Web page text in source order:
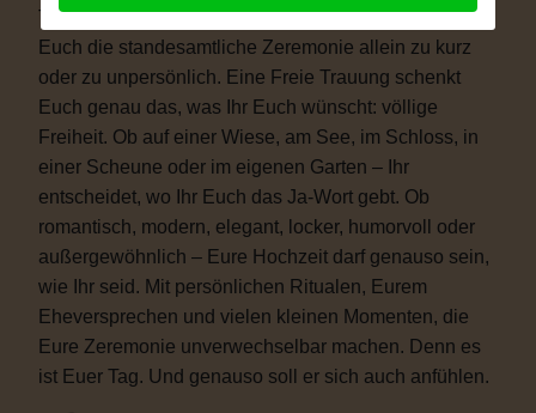
Trauung nicht das Richtige für Euch. Vielleicht ist
Euch die standesamtliche Zeremonie allein zu kurz
oder zu unpersönlich. Eine Freie Trauung schenkt
Euch genau das, was Ihr Euch wünscht: völlige
Freiheit. Ob auf einer Wiese, am See, im Schloss, in
einer Scheune oder im eigenen Garten – Ihr
entscheidet, wo Ihr Euch das Ja-Wort gebt. Ob
romantisch, modern, elegant, locker, humorvoll oder
außergewöhnlich – Eure Hochzeit darf genauso sein,
wie Ihr seid. Mit persönlichen Ritualen, Eurem
Eheversprechen und vielen kleinen Momenten, die
Eure Zeremonie unverwechselbar machen. Denn es
ist Euer Tag. Und genauso soll er sich auch anfühlen.